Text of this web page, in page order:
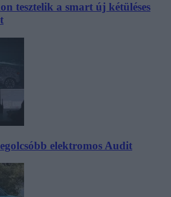
tesztelik a smart új kétüléses
elektromos Audit